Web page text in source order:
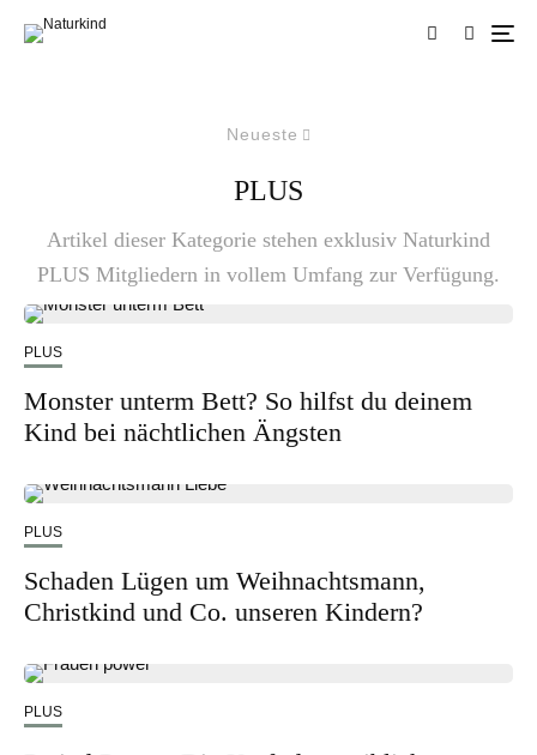
Neueste
PLUS
Artikel dieser Kategorie stehen exklusiv Naturkind
PLUS Mitgliedern in vollem Umfang zur Verfügung.
PLUS
Monster unterm Bett? So hilfst du deinem
Kind bei nächtlichen Ängsten
PLUS
Schaden Lügen um Weihnachtsmann,
Christkind und Co. unseren Kindern?
PLUS